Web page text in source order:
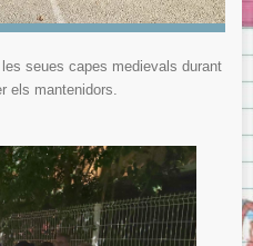
seues capes medievals durant
els mantenidors.